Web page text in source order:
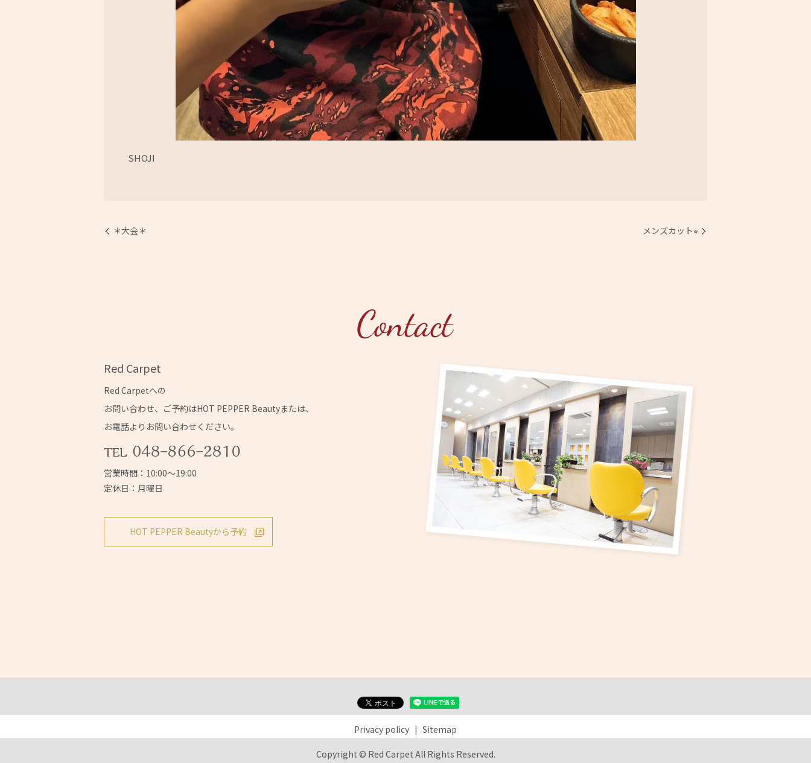
SHOJI
＊大会＊ メンズカット⭐︎
Red Carpet
Red Carpetへの
お問い合わせ、ご予約はHOT PEPPER Beautyまたは、
お電話よりお問い合わせください。
営業時間：10:00～19:00
定休日：月曜日
HOT PEPPER Beautyから予約
Privacy policy Sitemap
Copyright © Red Carpet All Rights Reserved.